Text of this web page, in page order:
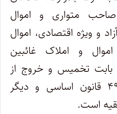
متواری و اموال
و ویژه اقتصادی، اموال
و املاک غائبین
بابت تخمیس و خروج از
ذمه و اجرای اصل ۴۹ قانون اساسی و دیگر
است.